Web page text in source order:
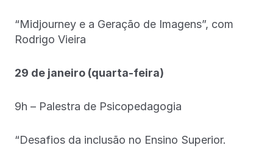
“Midjourney e a Geração de Imagens”, com
Rodrigo Vieira
29 de janeiro (quarta-feira)
9h – Palestra de Psicopedagogia
“Desafios da inclusão no Ensino Superior.